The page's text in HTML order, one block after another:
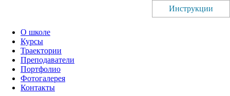
О школе
Курсы
Траектории
Преподаватели
Портфолио
Фотогалерея
Контакты
Инструкции